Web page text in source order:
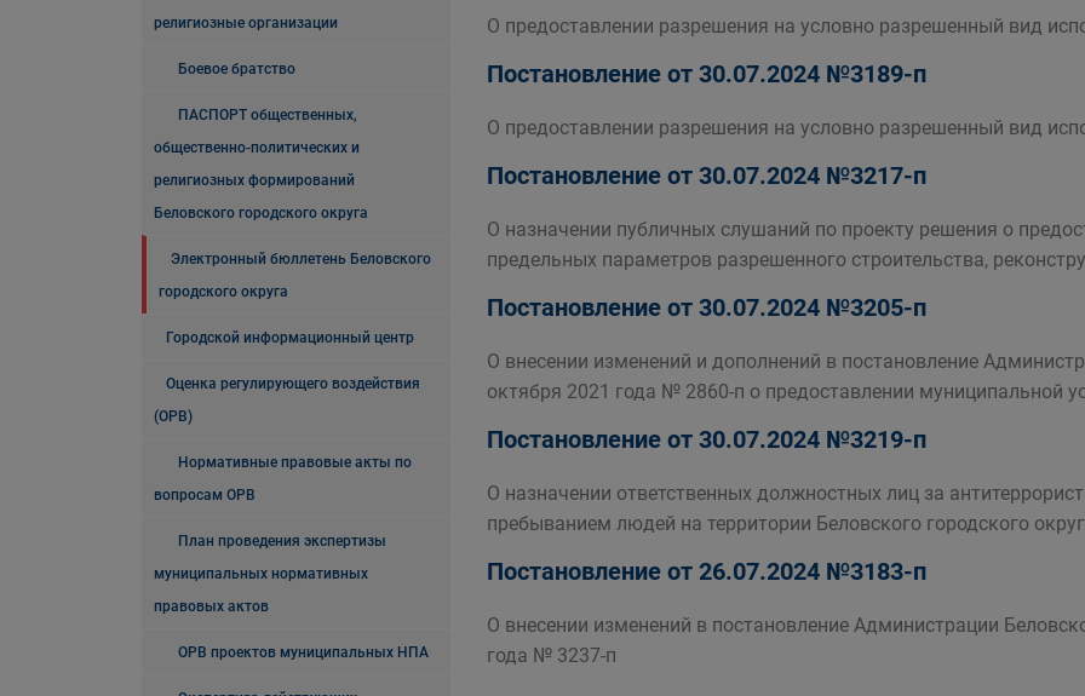
религиозные организации
Боевое братство
ПАСПОРТ общественных,
общественно-политических и
религиозных формирований
Беловского городского округа
Электронный бюллетень Беловского
городского округа
Городской информационный центр
Оценка регулирующего воздействия
(ОРВ)
Нормативные правовые акты по
вопросам ОРВ
План проведения экспертизы
муниципальных нормативных
правовых актов
ОРВ проектов муниципальных НПА
О предоставлении разрешения на условно разрешенный вид
Постановление от 30.07.2024 №3189-п
О предоставлении разрешения на условно разрешенный вид
Постановление от 30.07.2024 №3217-п
О назначении публичных слушаний по проекту решения о
предельных параметров разрешенного строительства,
Постановление от 30.07.2024 №3205-п
О внесении изменений и дополнений в постановление
октября 2021 года № 2860-п о предоставлении муниципальной
Постановление от 30.07.2024 №3219-п
О назначении ответственных должностных лиц за
пребыванием людей на территории Беловского городского
Постановление от 26.07.2024 №3183-п
О внесении изменений в постановление Администрации
года № 3237-п